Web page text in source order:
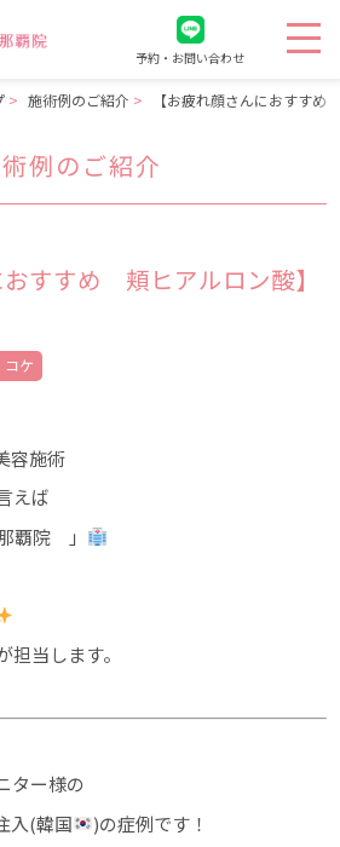
予約・お問い合わせ
施術例のご紹介 【お疲れ顔さんにおすす
例のご紹介
おすすめ 頬ヒアルロン酸】
コケ
容施術
えば
覇院 」
当します。
ター様の
入(韓国
)の症例です！